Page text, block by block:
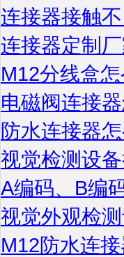
连接器接触
连接器定制
M12分线盒
电磁阀连接
防水连接器
视觉检测设
A编码、B编
视觉外观检
M12防水连